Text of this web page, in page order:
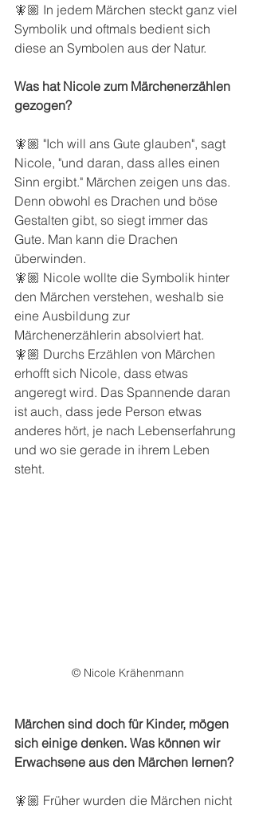
🧚🏼 In jedem Märchen steckt ganz viel
Symbolik und oftmals bedient sich
diese an Symbolen aus der Natur.
Was hat Nicole zum Märchenerzählen
gezogen?
🧚🏼 "Ich will ans Gute glauben", sagt
Nicole, "und daran, dass alles einen
Sinn ergibt." Märchen zeigen uns das.
Denn obwohl es Drachen und böse
Gestalten gibt, so siegt immer das
Gute. Man kann die Drachen
überwinden.
🧚🏼 Nicole wollte die Symbolik hinter
den Märchen verstehen, weshalb sie
eine Ausbildung zur
Märchenerzählerin absolviert hat.
🧚🏼 Durchs Erzählen von Märchen
erhofft sich Nicole, dass etwas
angeregt wird. Das Spannende daran
ist auch, dass jede Person etwas
anderes hört, je nach Lebenserfahrung
und wo sie gerade in ihrem Leben
steht.
© Nicole Krähenmann
Märchen sind doch für Kinder, mögen
sich einige denken. Was können wir
Erwachsene aus den Märchen lernen?
🧚🏼 Früher wurden die Märchen nicht